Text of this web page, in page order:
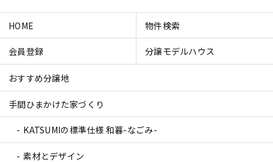
HOME 物件検索
会員登録 分譲モデルハウス
おすすめ分譲地
手間ひまかけた家づくり
KATSUMIの標準仕様 和暮-なごみ-
素材とデザイン